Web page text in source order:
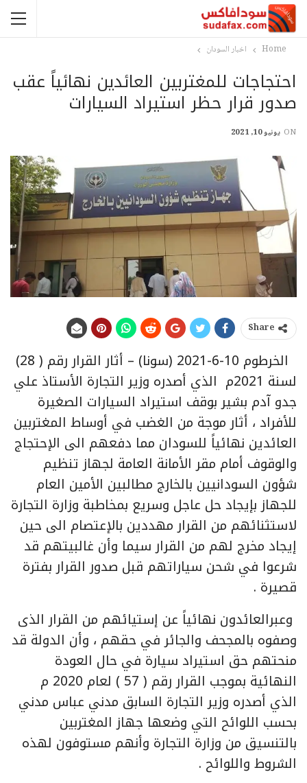
Home اخبار السودان
احتجاجات للمغتربين العائدين نهائياً عقب
صدور قرار حظر استيراد السيارات
ON يونيو 10, 2021
Share
الخرطوم 10-6-2021 (سونا) – أثار القرار رقم ( 28)
لسنة 2021م الذي أصدره وزير التجارة الأستاذ علي
جدو آدم بشير بوقف استيراد السيارات الصغيرة
للأفراد ، أثار موجة من الغضب في أوساط المغتربين
العائدين نهائياً للسودان مما دفعهم الى الإحتجاج
والوقوف أمام مقر الأمانة العامة لجهاز تنظيم
شؤون السودانيين بالخارج مطالبين الأمين العام
للجهاز بإيجاد حل عاجل وسريع بمخاطبة وزارة التجارة
لاستثنائهم من القرار مهددين بالإعتصام الى حين
إيجاد مخرج لهم من القرار سيما وأن غالبيتهم قد
شرعوا في شحن سياراتهم قبل صدور القرار بفترة
قصيرة .
وعبرالعائدون نهائياً عن إستيائهم من القرار الذى
وصفوه بالمجحف والجائر في حقهم ، وأن الدولة قد
منحتهم حق استيراد سيارة في حال العودة
النهائية بموجب القرار رقم ( 57 ) لعام 2020 م
الذي أصدره وزير التجارة السابق مدني عباس مدني
بحسب اللوائح التي وضعها جهاز المغتربين
بالتنسيق من وزارة التجارة وأنهم مستوفون لهذه
الشروط واللوائح .